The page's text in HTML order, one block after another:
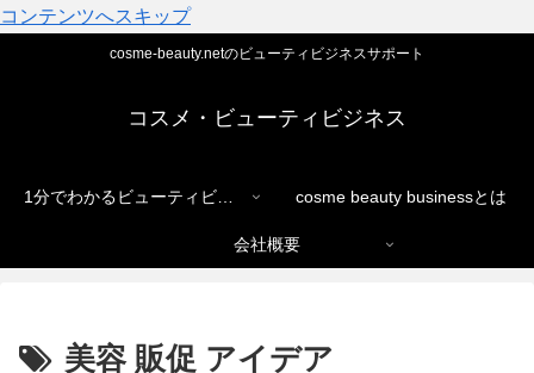
コンテンツへスキップ
cosme-beauty.netのビューティビジネスサポート
コスメ・ビューティビジネス
1分でわかるビューティビジネス cosme beauty businessとは
会社概要
美容 販促 アイデア